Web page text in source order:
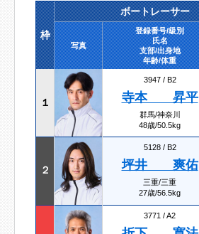
枠
ボートレーサー
写真
登録番号/級別
氏名
支部/出身地
年齢/体重
１
3947 / B2
寺本 昇平
群馬/神奈川
48歳/50.5kg
２
5128 / B2
坪井 爽佑
三重/三重
27歳/56.5kg
3771 /A2